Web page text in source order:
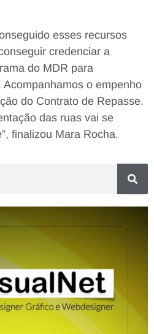
esses recursos
credenciar a
do MDR para
o empenho
do Contrato de Repasse.
das ruas vai se
finalizou Mara Rocha.